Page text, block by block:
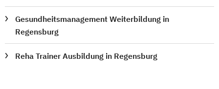
Gesundheitsmanagement Weiterbildung in
Regensburg
Reha Trainer Ausbildung in Regensburg